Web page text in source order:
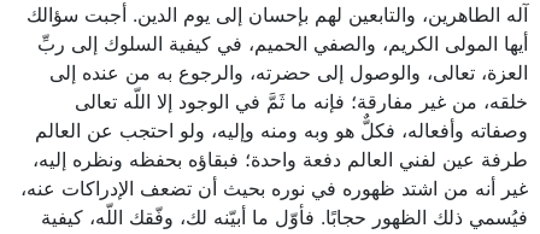
آله الطاهرين، والتابعين لهم بإحسان إلى يوم الدين. أجبت سؤالك
أيها المولى الكريم، والصفي الحميم، في كيفية السلوك إلى ربِّ
العزة، تعالى، والوصول إلى حضرته، والرجوع به من عنده إلى
خلقه، من غير مفارقة؛ فإنه ما ثَمَّ في الوجود إلا اللّه تعالى
وصفاته وأفعاله، فكلٌّ هو وبه ومنه وإليه، ولو احتجب عن العالم
طرفة عين لفني العالم دفعة واحدة؛ فبقاؤه بحفظه ونظره إليه،
غير أنه من اشتد ظهوره في نوره بحيث أن تضعف الإدراكات عنه،
فيُسمي ذلك الظهور حجابًا. فأوّل ما أبيّنه لك، وفّقك اللّه، كيفية